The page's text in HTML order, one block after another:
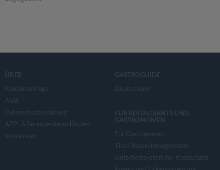
ÜBER
Kontaktanfrage
AGB
Datenschutzerklärung
APP- & Benutzerdaten löschen
Impressum
GASTROGUIDE
Deutschland
FÜR RESTAURANTS UND
GASTRONOMEN
Für Gastronomen
Tisch Reservierungsystem
Gutscheinsystem für Restaurants
g
t